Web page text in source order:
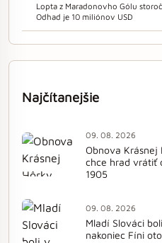
Lopta z Maradonovho Gólu
Odhad je 10 miliónov USD
Najčítanejšie
09. 08. 2026
Obnova Krásnej
chce hrad vrátiť
1905
09. 08. 2026
Mladí Slováci
nakoniec Fíni